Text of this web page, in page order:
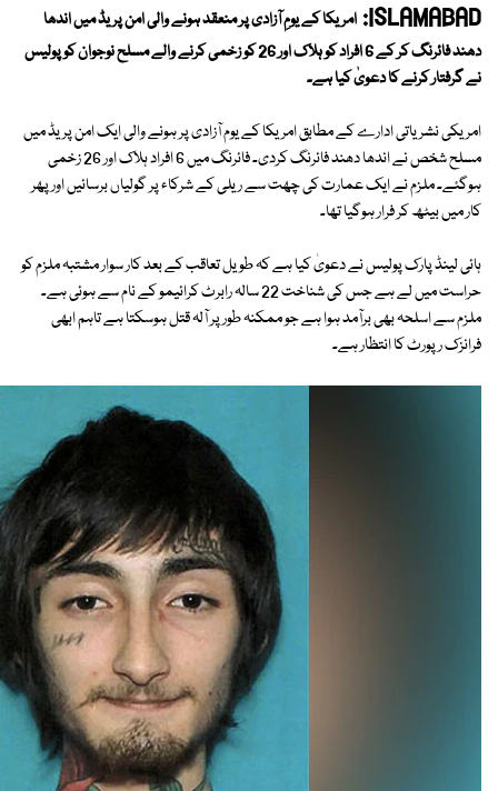
ISLAMABAD: امریکا کے یومِ آزادی پر منعقد ہونے والی امن پریڈ میں اندھا
دھند فائرنگ کر کے 6 افراد کو ہلاک اور 26 کو زخمی کرنے والے مسلح نوجوان کو پولیس
نے گرفتار کرنے کا دعویٰ کیا ہے۔
امریکی نشریاتی ادارے کے مطابق امریکا کے یوم آزادی پر ہونے والی ایک امن پریڈ میں
مسلح شخص نے اندھا دھند فائرنگ کردی۔ فائرنگ میں 6 افراد ہلاک اور 26 زخمی
ہوگئے۔ ملزم نے ایک عمارت کی چھت سے ریلی کے شرکاء پر گولیاں برسائیں اور پھر
کار میں بیٹھ کر فرار ہوگیا تھا۔
ہائی لینڈ پارک پولیس نے دعویٰ کیا ہے کہ طویل تعاقب کے بعد کار سوار مشتبہ ملزم کو
حراست میں لے ہے جس کی شناخت 22 سالہ رابرٹ کرائیمو کے نام سے ہوئی ہے۔
ملزم سے اسلحہ بھی برآمد ہوا ہے جو ممکنہ طور پر آلہ قتل ہوسکتا ہے تاہم ابھی
فرانزک رپورٹ کا انتظار ہے۔